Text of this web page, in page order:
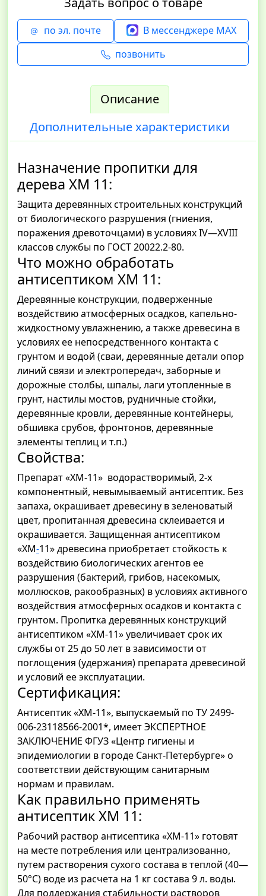
по эл. почте
В мессенджере MAX
позвонить
Описание
Дополнительные характеристики
Назначение пропитки для
дерева ХМ 11:
Защита деревянных строительных конструкций
от биологического разрушения (гниения,
поражения древоточцами) в условиях IV—XVIII
классов службы по ГОСТ 20022.2-80.
Что можно обработать
антисептиком ХМ 11:
Деревянные конструкции, подверженные
воздействию атмосферных осадков, капельно-
жидкостному увлажнению, а также древесина в
условиях ее непосредственного контакта с
грунтом и водой (сваи, деревянные детали опор
линий связи и электропередач, заборные и
дорожные столбы, шпалы, лаги утопленные в
грунт, настилы мостов, рудничные стойки,
деревянные кровли, деревянные контейнеры,
обшивка срубов, фронтонов, деревянные
элементы теплиц и т.п.)
Свойства:
Препарат «ХМ-11» водорастворимый, 2-х
компонентный, невымываемый антисептик. Без
запаха, окрашивает древесину в зеленоватый
цвет, пропитанная древесина склеивается и
окрашивается. Защищенная антисептиком
«ХМ-11» древесина приобретает стойкость к
воздействию биологических агентов ее
разрушения (бактерий, грибов, насекомых,
моллюсков, ракообразных) в условиях активного
воздействия атмосферных осадков и контакта с
грунтом. Пропитка деревянных конструкций
антисептиком «ХМ-11» увеличивает срок их
службы от 25 до 50 лет в зависимости от
поглощения (удержания) препарата древесиной
и условий ее эксплуатации.
Сертификация:
Антисептик «ХМ-11», выпускаемый по ТУ 2499-
006-23118566-2001*, имеет ЭКСПЕРТНОЕ
ЗАКЛЮЧЕНИЕ ФГУЗ «Центр гигиены и
эпидемиологии в городе Санкт-Петербурге» о
соответствии действующим санитарным
нормам и правилам.
Как правильно применять
антисептик ХМ 11:
Рабочий раствор антисептика «ХМ-11» готовят
на месте потребления или централизованно,
путем растворения сухого состава в теплой (40—
50°С) воде из расчета на 1 кг состава 9 л. воды.
Для поддержания стабильности растворов